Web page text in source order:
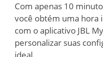
Com apenas 10
você obtém uma hora
com o aplicativo JBL
personalizar suas